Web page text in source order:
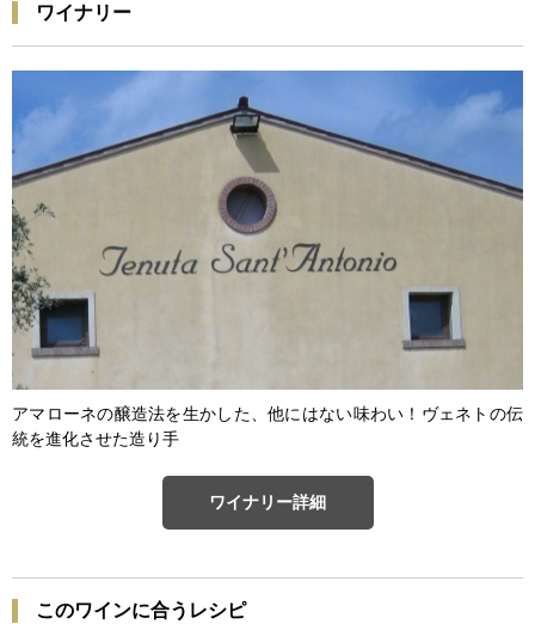
ワイナリー
アマローネの醸造法を生かした、他にはない味わい！ヴェネトの伝
統を進化させた造り手
ワイナリー詳細
このワインに合うレシピ